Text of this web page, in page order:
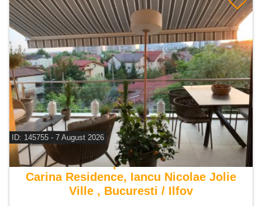
ID: 145755 - 7 August 2026
De inchiriat apartament 5 camere
Carina Residence, Iancu Nicolae Jolie
Ville , Bucuresti / Ilfov